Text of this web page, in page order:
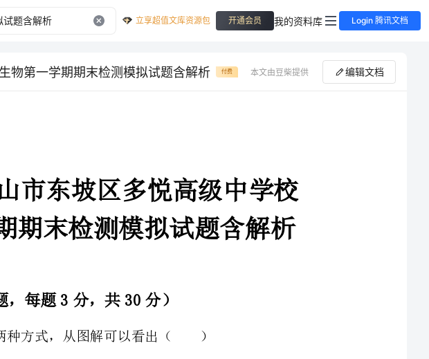
立享超值文库资源包 开通会员 我的资料库 Login 腾讯文档
物第一学期期末检测模拟试题含解析 付费 本文由豆柴提供 编辑文档
高一生物第一学期期末检测模拟试题含解析
一、单选题（本题共10小题，每题3分，共30分）